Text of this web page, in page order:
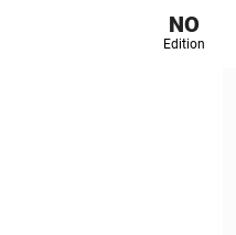
NO
Edition